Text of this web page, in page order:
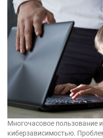
Многочасовое пользование
киберзависимостью.